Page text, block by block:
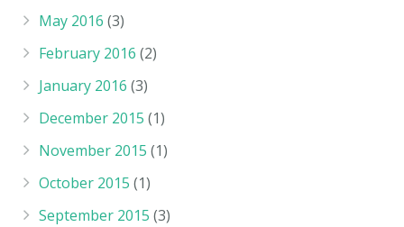
May 2016 (3)
February 2016 (2)
January 2016 (3)
December 2015 (1)
November 2015 (1)
October 2015 (1)
September 2015 (3)